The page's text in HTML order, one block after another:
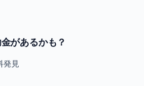
があるかも？
発見